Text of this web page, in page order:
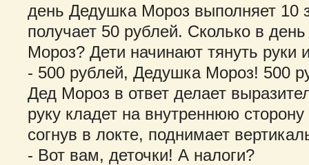
день Дедушка Мороз выполняет 10
получает 50 рублей. Сколько в
Мороз? Дети начинают тянуть руки
- 500 рублей, Дедушка Мороз! 500
Дед Мороз в ответ делает
руку кладет на внутреннюю
согнув в локте, поднимает
- Вот вам, деточки! А налоги?